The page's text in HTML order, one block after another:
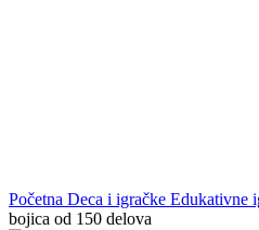
Početna Deca i igračke Edukativne
bojica od 150 delova